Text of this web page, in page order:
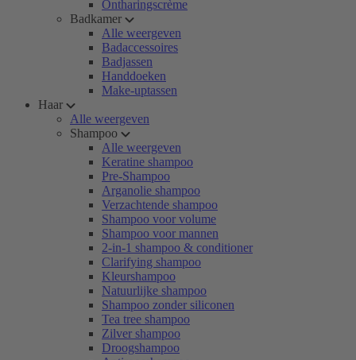
Ontharingscrème
Badkamer
Alle weergeven
Badaccessoires
Badjassen
Handdoeken
Make-uptassen
Haar
Alle weergeven
Shampoo
Alle weergeven
Keratine shampoo
Pre-Shampoo
Arganolie shampoo
Verzachtende shampoo
Shampoo voor volume
Shampoo voor mannen
2-in-1 shampoo & conditioner
Clarifying shampoo
Kleurshampoo
Natuurlijke shampoo
Shampoo zonder siliconen
Tea tree shampoo
Zilver shampoo
Droogshampoo